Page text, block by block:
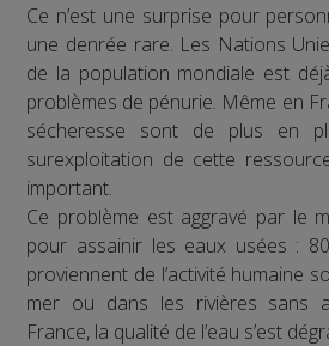
Ce n’est une surprise pour
une denrée rare. Les Nations
de la population mondiale est
problèmes de pénurie. Même en
sécheresse sont de plus en
surexploitation de cette
important.
Ce problème est aggravé par le
pour assainir les eaux usées :
proviennent de l’activité humaine
mer ou dans les rivières sans
France, la qualité de l’eau s’est